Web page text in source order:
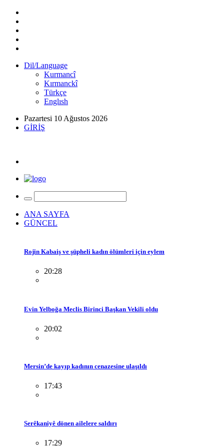
Dil/Language
Kurmancî
Kırmanckî
Türkçe
Englısh
Pazartesi 10 Ağustos 2026
GİRİŞ
ANA SAYFA
GÜNCEL
Rojin Kabaiş ve şüpheli kadın ölümleri için eylem
20:28
Evin Yelboğa Meclis Birinci Başkan Vekili oldu
20:02
Mersin’de kayıp kadının cenazesine ulaşıldı
17:43
Serêkaniyê dönen ailelere saldırı
17:29